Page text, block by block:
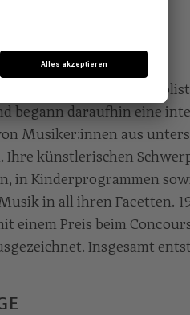
Timna Österreich als
begann daraufhin eine
Musiker:innen aus
Ihre künstlerischen
in Kinderprogrammen
in all ihren Facetten.
einem Preis beim
Insgesamt